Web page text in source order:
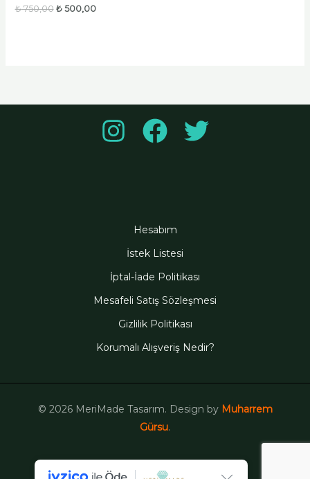
₺750,00 ₺500,00
Hesabım
İstek Listesi
İptal-İade Politikası
Mesafeli Satış Sözleşmesi
Gizlilik Politikası
Korumalı Alışveriş Nedir?
© 2026 MeriMade Tasarım. Design by Muharrem
Gürsu.